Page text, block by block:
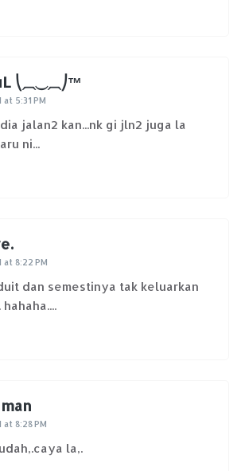
⎝⏠⏝⏠⎠™
5:31 PM
jalan2 kan...nk gi jln2 juga la
ni...
8:22 PM
dan semestinya tak keluarkan
8:28 PM
la,.